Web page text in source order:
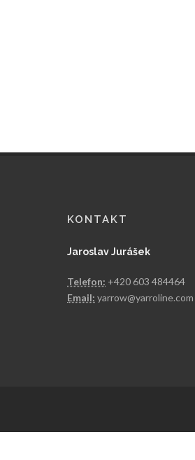
KONTAKT
Jaroslav Jurášek
Telefon: +420 603 484464
Email: yarrow@yarroline.com